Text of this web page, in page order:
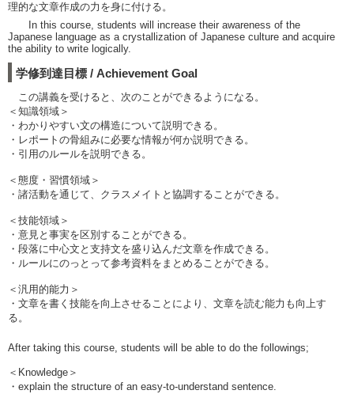
理的な文章作成の力を身に付ける。
In this course, students will increase their awareness of the
Japanese language as a crystallization of Japanese culture and acquire
the ability to write logically.
学修到達目標 / Achievement Goal
この講義を受けると、次のことができるようになる。
＜知識領域＞
・わかりやすい文の構造について説明できる。
・レポートの骨組みに必要な情報が何か説明できる。
・引用のルールを説明できる。
＜態度・習慣領域＞
・諸活動を通じて、クラスメイトと協調することができる。
＜技能領域＞
・意見と事実を区別することができる。
・段落に中心文と支持文を盛り込んだ文章を作成できる。
・ルールにのっとって参考資料をまとめることができる。
＜汎用的能力＞
・文章を書く技能を向上させることにより、文章を読む能力も向上す
る。
After taking this course, students will be able to do the followings;
＜Knowledge＞
・explain the structure of an easy-to-understand sentence.